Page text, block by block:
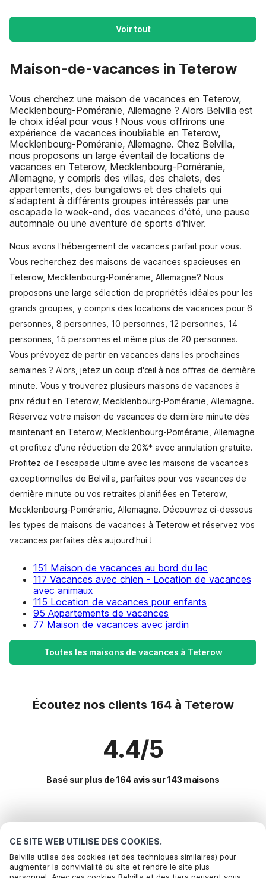
CE SITE WEB UTILISE DES COOKIES.
Belvilla utilise des cookies (et des techniques similaires) pour
augmenter la convivialité du site et rendre le site plus
Voir tout
Maison-de-vacances in Teterow
Vous cherchez une maison de vacances en Teterow,
Mecklenbourg-Poméranie, Allemagne ? Alors Belvilla est
le choix idéal pour vous ! Nous vous offrirons une
expérience de vacances inoubliable en Teterow,
Mecklenbourg-Poméranie, Allemagne. Chez Belvilla,
nous proposons un large éventail de locations de
vacances en Teterow, Mecklenbourg-Poméranie,
Allemagne, y compris des villas, des chalets, des
appartements, des bungalows et des chalets qui
s'adaptent à différents groupes intéressés par une
escapade le week-end, des vacances d'été, une pause
automnale ou une aventure de sports d'hiver.
Nous avons l'hébergement de vacances parfait pour vous.
Vous recherchez des maisons de vacances spacieuses en
Teterow, Mecklenbourg-Poméranie, Allemagne? Nous
proposons une large sélection de propriétés idéales pour les
grands groupes, y compris des locations de vacances pour 6
personnes, 8 personnes, 10 personnes, 12 personnes, 14
personnes, 15 personnes et même plus de 20 personnes.
Vous prévoyez de partir en vacances dans les prochaines
semaines ? Alors, jetez un coup d'œil à nos offres de dernière
minute. Vous y trouverez plusieurs maisons de vacances à
prix réduit en Teterow, Mecklenbourg-Poméranie, Allemagne.
Réservez votre maison de vacances de dernière minute dès
maintenant en Teterow, Mecklenbourg-Poméranie, Allemagne
et profitez d'une réduction de 20%* avec annulation gratuite.
Profitez de l'escapade ultime avec les maisons de vacances
exceptionnelles de Belvilla, parfaites pour vos vacances de
dernière minute ou vos retraites planifiées en Teterow,
Mecklenbourg-Poméranie, Allemagne. Découvrez ci-dessous
les types de maisons de vacances à Teterow et réservez vos
vacances parfaites dès aujourd'hui !
151 Maison de vacances au bord du lac
117 Vacances avec chien - Location de vacances
avec animaux
115 Location de vacances pour enfants
95 Appartements de vacances
77 Maison de vacances avec jardin
Toutes les maisons de vacances à Teterow
Écoutez nos clients 164 à Teterow
4.4/5
Basé sur plus de 164 avis sur 143 maisons
vacances
Villes offrant les meilleures commodités pour les vacances